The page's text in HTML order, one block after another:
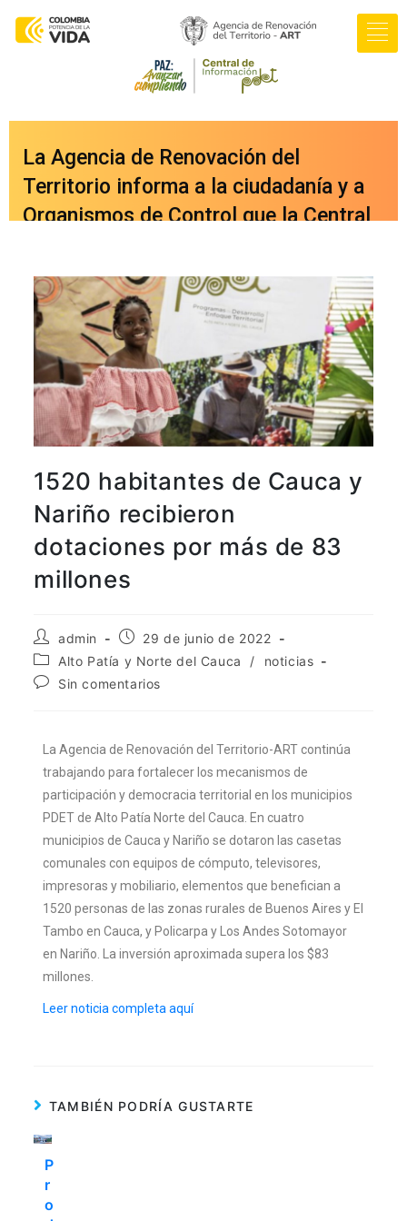
La Agencia de Renovación del
Territorio informa a la ciudadanía y a
Organismos de Control que la Central
una nueva versión integrada a nuestro
portal web
oficialwww.renovacionterritorio.gov.co
/central-pdet, a la cual se puede
acceder directamente haciendo clic
aquí .
Por lo tanto, este sitio web
únicamente servirá como repositorio
de información previa al mes de julio
de 2026.
1520 habitantes de Cauca y
Nariño recibieron
dotaciones por más de 83
millones
admin
29 de junio de 2022
Alto Patía y Norte del Cauca
/
noticias
Sin comentarios
La Agencia de Renovación del Territorio-ART continúa
trabajando para fortalecer los mecanismos de
participación y democracia territorial en los municipios
PDET de Alto Patía Norte del Cauca. En cuatro
municipios de Cauca y Nariño se dotaron las casetas
comunales con equipos de cómputo, televisores,
impresoras y mobiliario, elementos que benefician a
1520 personas de las zonas rurales de Buenos Aires y El
Tambo en Cauca, y Policarpa y Los Andes Sotomayor
en Nariño. La inversión aproximada supera los $83
millones.
Leer noticia completa aquí
TAMBIÉN PODRÍA GUSTARTE
P
r
o